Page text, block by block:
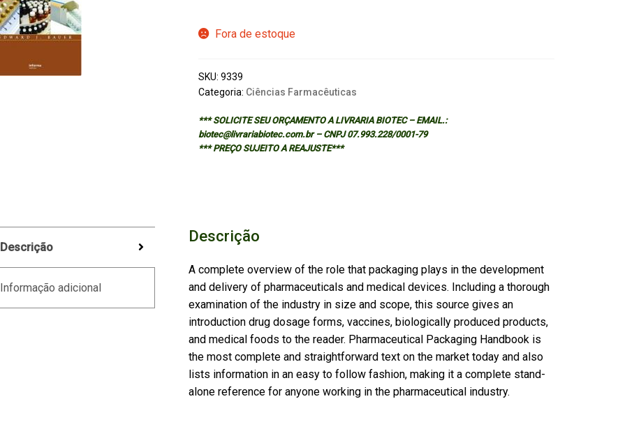
Fora de estoque
SKU: 9339
Categoria: Ciências Farmacêuticas
*** SOLICITE SEU ORÇAMENTO A LIVRARIA BIOTEC – EMAIL.:
biotec@livrariabiotec.com.br – CNPJ 07.993.228/0001-79
*** PREÇO SUJEITO A REAJUSTE***
Descrição
Informação adicional
Descrição
A complete overview of the role that packaging plays in the development
and delivery of pharmaceuticals and medical devices. Including a thorough
examination of the industry in size and scope, this source gives an
introduction drug dosage forms, vaccines, biologically produced products,
and medical foods to the reader. Pharmaceutical Packaging Handbook is
the most complete and straightforward text on the market today and also
lists information in an easy to follow fashion, making it a complete stand-
alone reference for anyone working in the pharmaceutical industry.